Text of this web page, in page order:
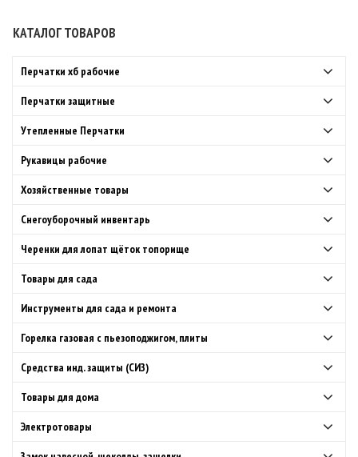
КАТАЛОГ ТОВАРОВ
Перчатки хб рабочие
Перчатки защитные
Утепленные Перчатки
Рукавицы рабочие
Хозяйственные товары
Снегоуборочный инвентарь
Черенки для лопат щёток топорище
Товары для сада
Инструменты для сада и ремонта
Горелка газовая с пьезоподжигом, плиты
Средства инд. защиты (СИЗ)
Товары для дома
Электротовары